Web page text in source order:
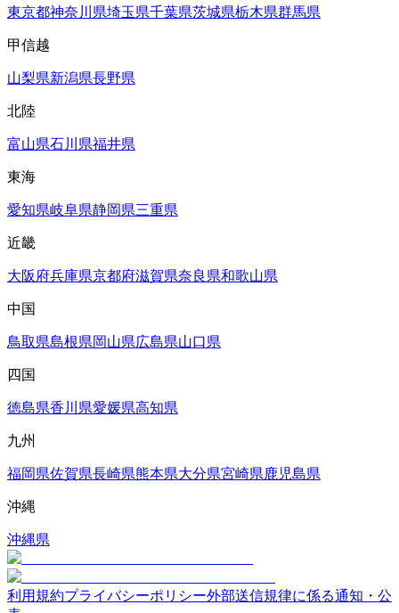
東京都神奈川県埼玉県千葉県茨城県栃木県群馬県
甲信越
山梨県新潟県長野県
北陸
富山県石川県福井県
東海
愛知県岐阜県静岡県三重県
近畿
大阪府兵庫県京都府滋賀県奈良県和歌山県
中国
鳥取県島根県岡山県広島県山口県
四国
徳島県香川県愛媛県高知県
九州
福岡県佐賀県長崎県熊本県大分県宮崎県鹿児島県
沖縄
沖縄県
利用規約プライバシーポリシー外部送信規律に係る通知・公